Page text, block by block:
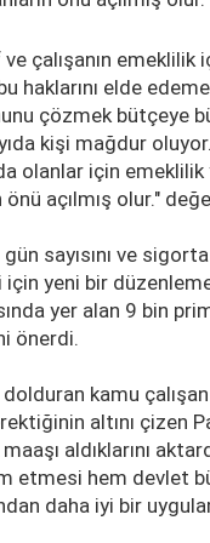
ve çalışanın
haklarını elde
çözmek bütçeye
kişi mağdur
olanlar için emeklilik
önü açılmış olur."
sayısını ve
yeni bir
yer alan 9 bin
önerdi.
dolduran kamu
altını
aldıklarını
etmesi hem devlet
daha iyi bir